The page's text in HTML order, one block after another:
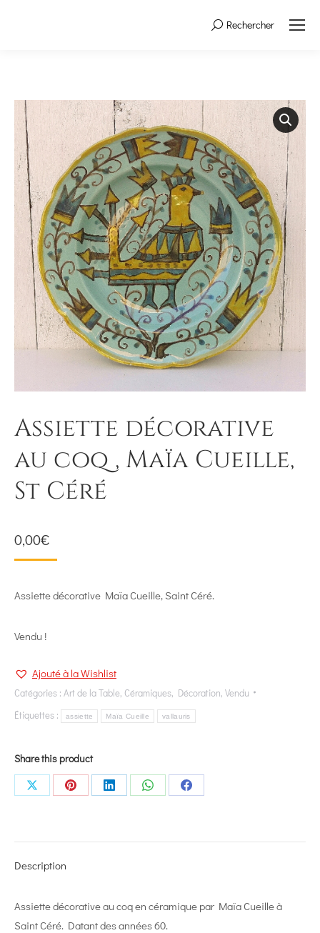
Search:Rechercher
Assiette décorative
au coq , Maïa Cueille,
St Céré
0,00€
Assiette décorative Maïa Cueille, Saint Céré.
Vendu !
Ajouté à la Wishlist
Catégories : Art de la Table, Céramiques, Décoration, Vendu
Étiquettes :
assiette Maïa Cueille vallauris
Share this product
Share
Share
Share
Share
Share
Description
Assiette décorative au coq en céramique par Maïa Cueille à
Saint Céré. Datant des années 60.